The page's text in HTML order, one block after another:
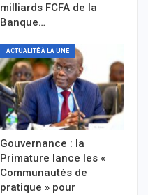
milliards FCFA de la
Banque…
ACTUALITÉ À LA UNE
Gouvernance : la
Primature lance les «
Communautés de
pratique » pour